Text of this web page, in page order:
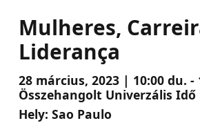
Mulheres,
Liderança
28 március, 2023 | 10:00 du. -
Összehangolt Univerzális Idő
Hely: Sao Paulo